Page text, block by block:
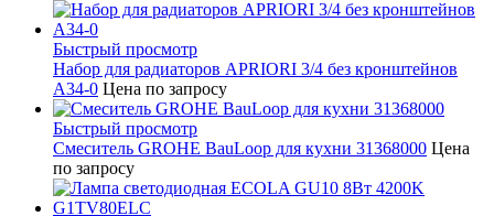
Быстрый просмотр
Набор для радиаторов APRIORI 3/4 без кронштейнов
A34-0 Цена по запросу
Быстрый просмотр
Смеситель GROHE BauLoop для кухни 31368000 Цена
по запросу